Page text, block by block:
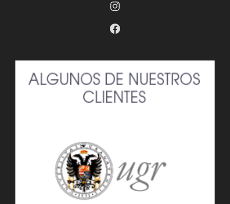
Instagram
Facebook